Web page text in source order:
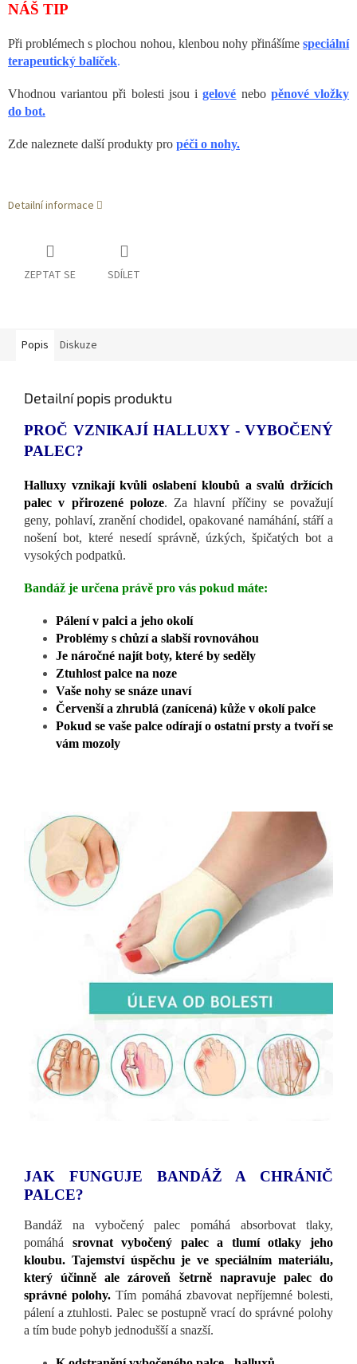
NÁŠ TIP
Při problémech s plochou nohou, klenbou nohy přinášíme speciální
terapeutický balíček.
Vhodnou variantou při bolesti jsou igelové nebo pěnové vložky
do bot.
Zde naleznete další produkty pro péči o nohy.
Detailní informace
ZEPTAT SE SDÍLET
Popis Diskuze
Detailní popis produktu
PROČ VZNIKAJÍ HALLUXY - VYBOČENÝ
PALEC?
Halluxy vznikají kvůli oslabení kloubů a svalů držících
palec v přirozené poloze. Za hlavní příčiny se považují
geny, pohlaví, zranění chodidel, opakované namáhání, stáří a
nošení bot, které nesedí správně, úzkých, špičatých bot a
vysokých podpatků.
Bandáž je určena právě pro vás pokud máte:
Pálení v palci a jeho okolí
Problémy s chůzí a slabší rovnováhou
Je náročné najít boty, které by seděly
Ztuhlost palce na noze
Vaše nohy se snáze unaví
Červenší a zhrublá (zanícená) kůže v okolí palce
Pokud se vaše palce odírají o ostatní prsty a tvoří se
vám mozoly
JAK FUNGUJE BANDÁŽ A CHRÁNIČ
PALCE?
Bandáž na vybočený palec pomáhá absorbovat tlaky,
pomáhá srovnat vybočený palec a tlumí otlaky jeho
kloubu. Tajemství úspěchu je ve speciálním materiálu,
který účinně ale zároveň šetrně napravuje palec do
správné polohy. Tím pomáhá zbavovat nepříjemné bolesti,
pálení a ztuhlosti. Palec se postupně vrací do správné polohy
a tím bude pohyb jednodušší a snazší.